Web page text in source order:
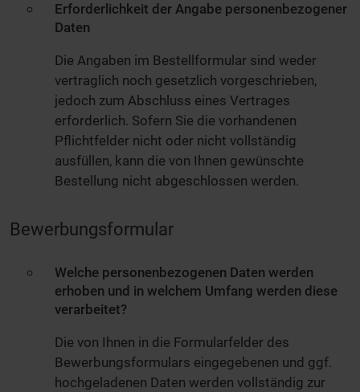
Erforderlichkeit der Angabe personenbezogener
Daten
Die Angaben im Bestellformular sind weder
vertraglich noch gesetzlich vorgeschrieben,
jedoch zum Abschluss eines Vertrages
erforderlich. Sofern Sie die vorhandenen
Pflichtfelder nicht oder nicht vollständig
ausfüllen, kann die von Ihnen gewünschte
Bestellung nicht abgeschlossen werden.
Bewerbungsformular
Welche personenbezogenen Daten werden
erhoben und in welchem Umfang werden diese
verarbeitet?
Die von Ihnen in die Formularfelder des
Bewerbungsformulars eingegebenen und ggf.
hochgeladenen Daten werden vollständig zur